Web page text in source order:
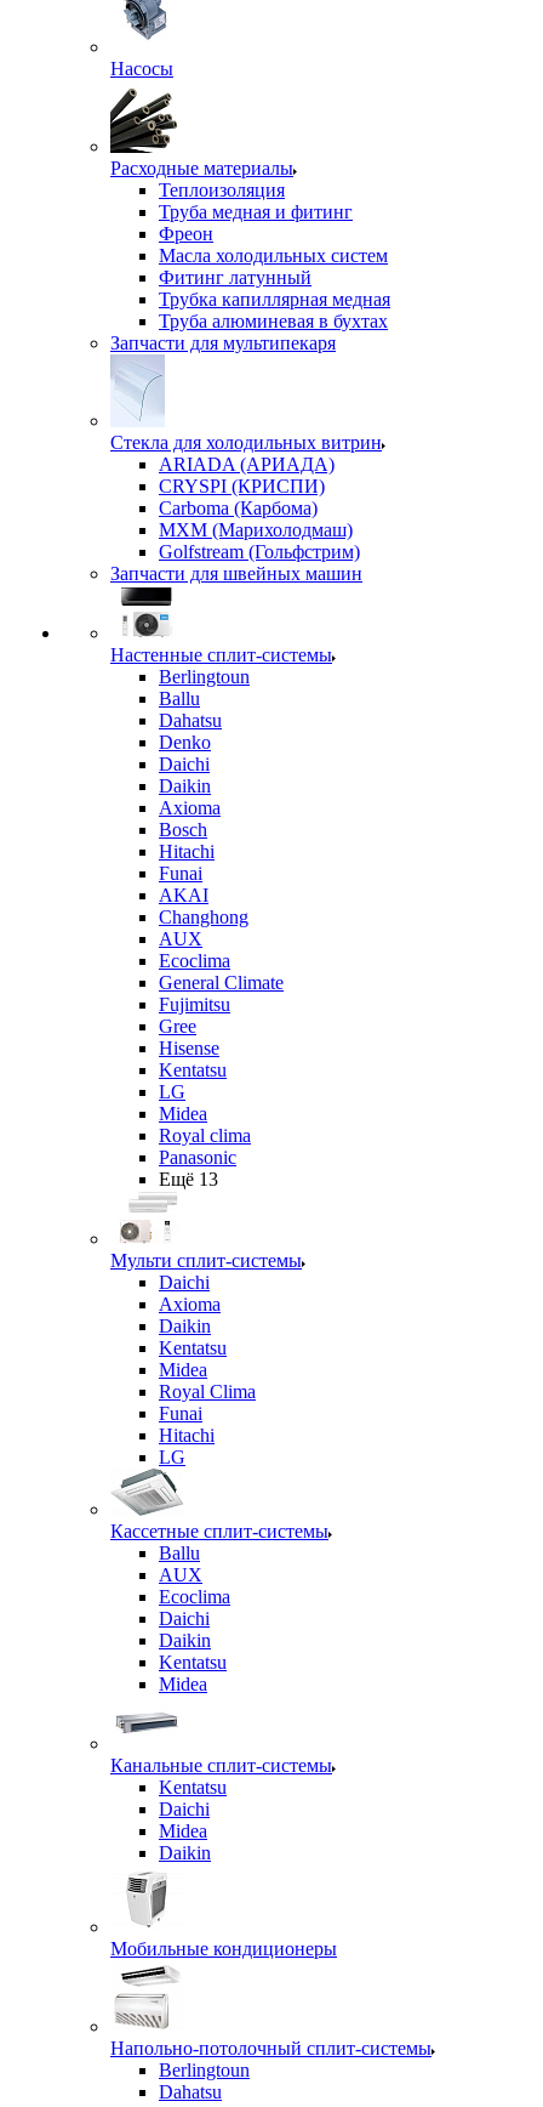
Насосы
Расходные материалы
Теплоизоляция
Труба медная и фитинг
Фреон
Масла холодильных систем
Фитинг латунный
Трубка капиллярная медная
Труба алюминевая в бухтах
Запчасти для мультипекаря
Стекла для холодильных витрин
ARIADA (АРИАДА)
CRYSPI (КРИСПИ)
Carboma (Карбома)
MXM (Марихолодмаш)
Golfstream (Гольфстрим)
Запчасти для швейных машин
Настенные сплит-системы
Berlingtoun
Ballu
Dahatsu
Denko
Daichi
Daikin
Axioma
Bosch
Hitachi
Funai
AKAI
Changhong
AUX
Ecoclima
General Climate
Fujimitsu
Gree
Hisense
Kentatsu
LG
Midea
Royal clima
Panasonic
Ещё 13
Мульти сплит-системы
Daichi
Axioma
Daikin
Kentatsu
Midea
Royal Clima
Funai
Hitachi
LG
Кассетные сплит-системы
Ballu
AUX
Ecoclima
Daichi
Daikin
Kentatsu
Midea
Канальные сплит-системы
Kentatsu
Daichi
Midea
Daikin
Мобильные кондиционеры
Напольно-потолочный сплит-системы
Berlingtoun
Dahatsu